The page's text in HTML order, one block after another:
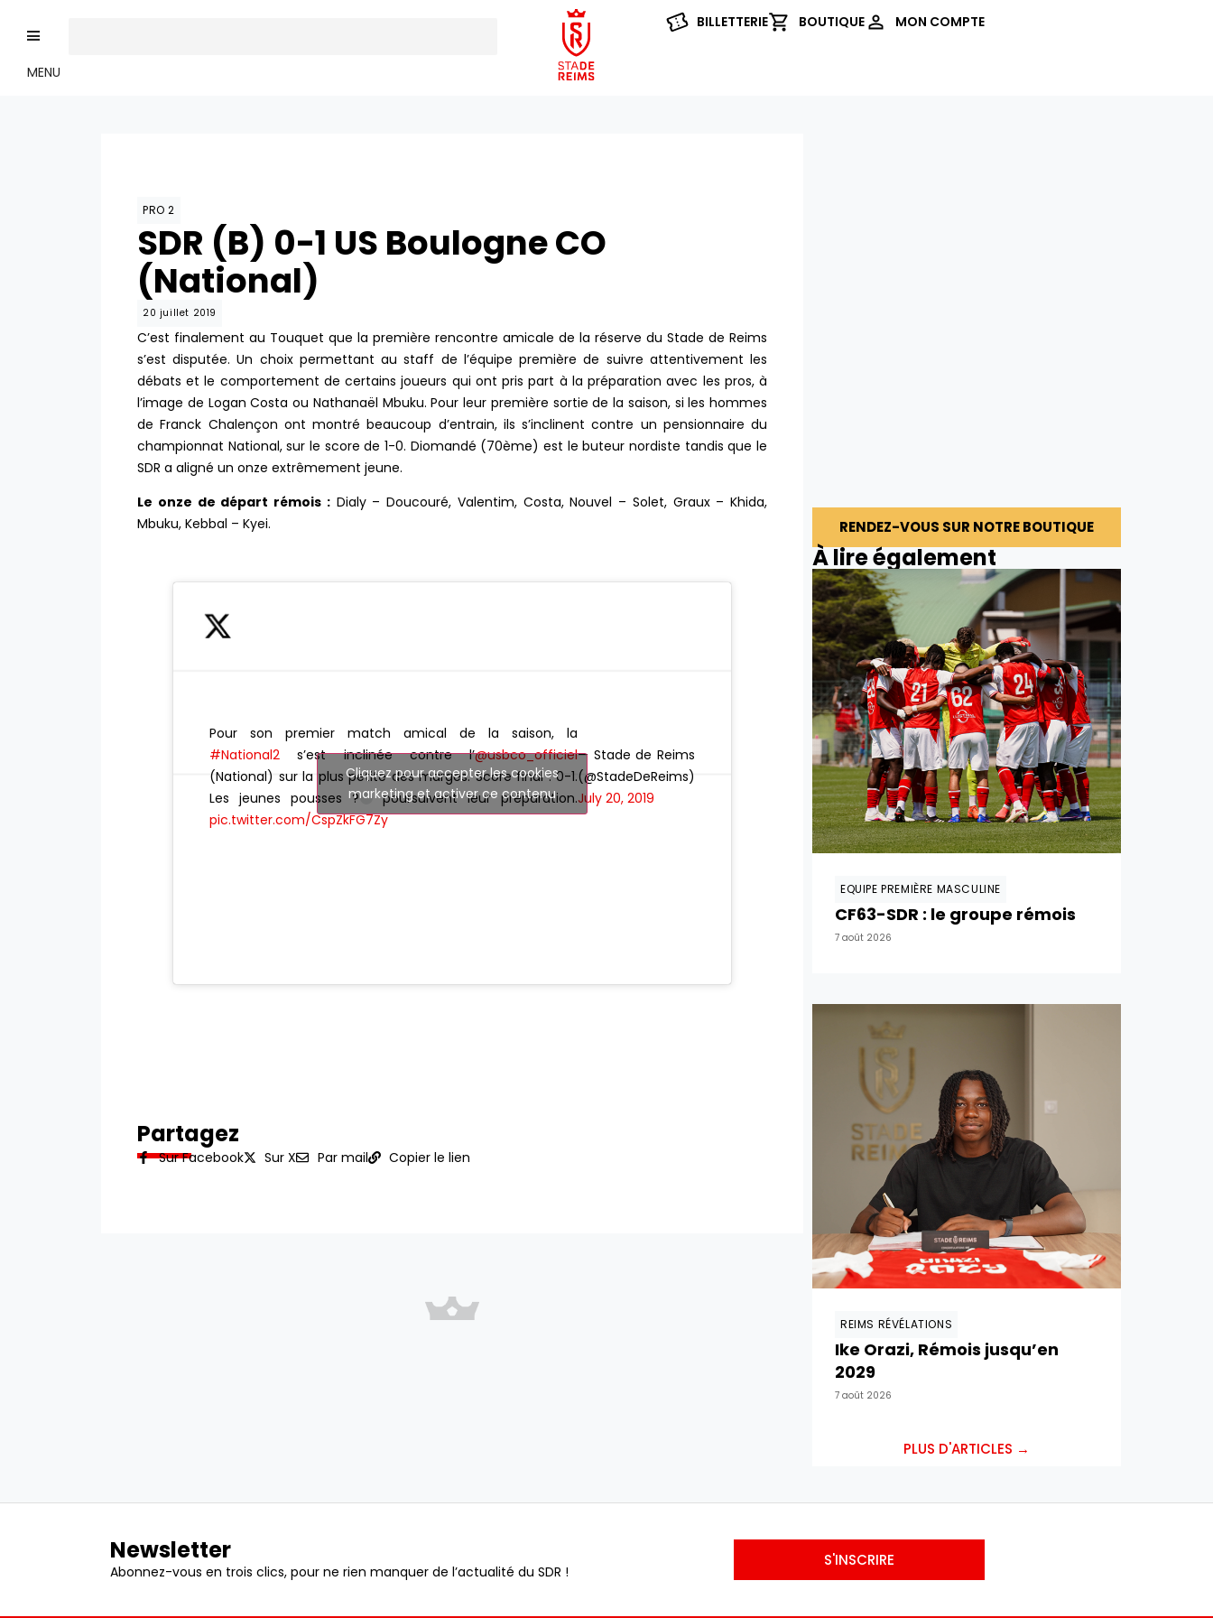
MENU
BILLETTERIE BOUTIQUE MON COMPTE
PRO 2
SDR (B) 0-1 US Boulogne CO
(National)
20 juillet 2019
C’est finalement au Touquet que la première rencontre amicale de la réserve du Stade de Reims
s’est disputée. Un choix permettant au staff de l’équipe première de suivre attentivement les
débats et le comportement de certains joueurs qui ont pris part à la préparation avec les pros, à
l’image de Logan Costa ou Nathanaël Mbuku. Pour leur première sortie de la saison, si les hommes
de Franck Chalençon ont montré beaucoup d’entrain, ils s’inclinent contre un pensionnaire du
championnat National, sur le score de 1-0. Diomandé (70ème) est le buteur nordiste tandis que le
SDR a aligné un onze extrêmement jeune.
Le onze de départ rémois :Dialy – Doucouré, Valentim, Costa, Nouvel – Solet, Graux – Khida,
Mbuku, Kebbal – Kyei.
Pour son premier match amical de la saison, la
#National2 s’est inclinée contre l’@usbco_officiel
(National) sur la plus petite des marges. Score final : 0-1.
Les jeunes pousses ?
poursuivent leur préparation.
pic.twitter.com/CspZkFG7Zy
— Stade de Reims
(@StadeDeReims)
July 20, 2019
Cliquez pour accepter les cookies
marketing et activer ce contenu
Partagez
Sur Facebook Sur X Par mail Copier le lien
RENDEZ-VOUS SUR NOTRE BOUTIQUE
À lire également
EQUIPE PREMIÈRE MASCULINE
CF63-SDR : le groupe rémois
7 août 2026
REIMS RÉVÉLATIONS
Ike Orazi, Rémois jusqu’en
2029
7 août 2026
PLUS D'ARTICLES →
Newsletter
Abonnez-vous en trois clics, pour ne rien manquer de l’actualité du SDR !
S'INSCRIRE